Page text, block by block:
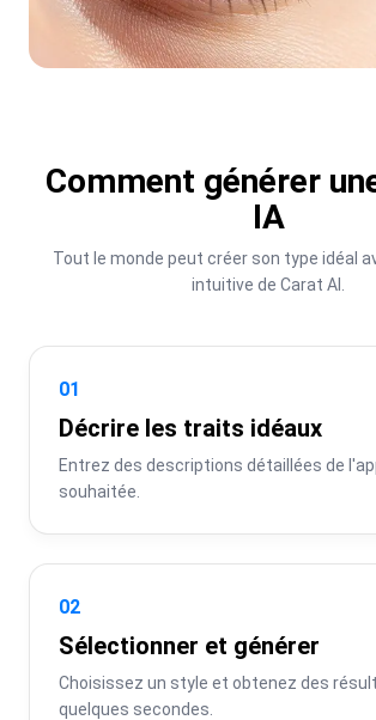
Comment générer
IA
Tout le monde peut créer son type idéal
intuitive de Carat AI.
01
Décrire les traits idéaux
Entrez des descriptions détaillées de
souhaitée.
02
Sélectionner et générer
Choisissez un style et obtenez des
quelques secondes.